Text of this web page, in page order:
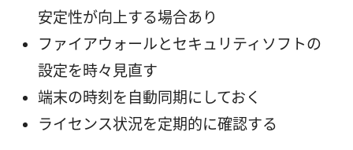
安定性が向上する場合あり
ファイアウォールとセキュリティソフトの
設定を時々見直す
端末の時刻を自動同期にしておく
ライセンス状況を定期的に確認する